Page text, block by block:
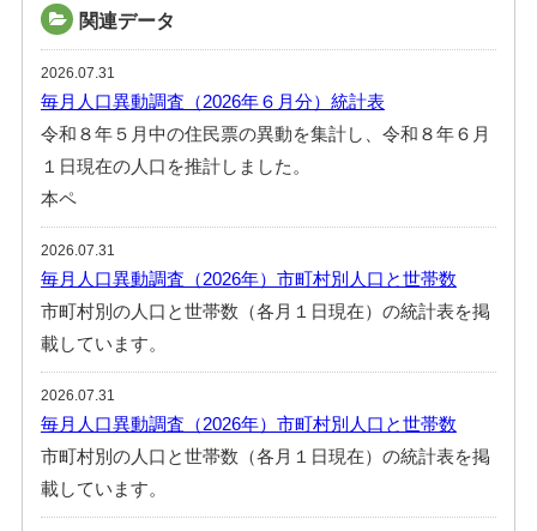
関連データ
2026.07.31
毎月人口異動調査（2026年６月分）統計表
令和８年５月中の住民票の異動を集計し、令和８年６月
１日現在の人口を推計しました。
本ペ
2026.07.31
毎月人口異動調査（2026年）市町村別人口と世帯数
市町村別の人口と世帯数（各月１日現在）の統計表を掲
載しています。
2026.07.31
毎月人口異動調査（2026年）市町村別人口と世帯数
市町村別の人口と世帯数（各月１日現在）の統計表を掲
載しています。